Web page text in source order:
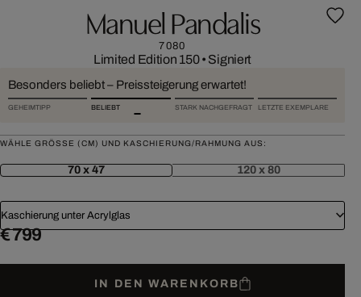
Manuel Pandalis
7080
Limited Edition 150• Signiert
Besonders beliebt – Preissteigerung erwartet!
GEHEIMTIPP BELIEBT STARK NACHGEFRAGT LETZTE EXEMPLARE
WÄHLE GRÖSSE (CM) UND KASCHIERUNG/RAHMUNG AUS:
70 x 47 120 x 80
Kaschierung unter Acrylglas
€ 799
IN DEN WARENKORB